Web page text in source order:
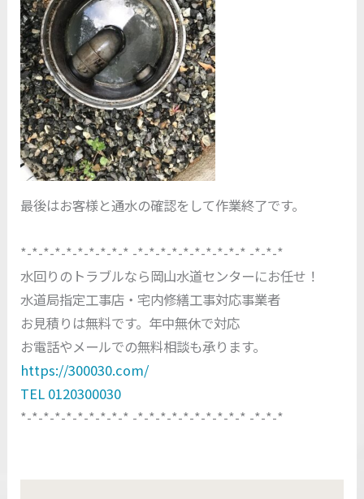
最後はお客様と通水の確認をして作業終了です。
*-*-*-*-*-*-*-*-*-* -*-*-*-*-*-*-*-*-*-* -*-*-*
水回りのトラブルなら岡山水道センターにお任せ！
水道局指定工事店・宅内修繕工事対応事業者
お見積りは無料です。年中無休で対応
お電話やメールでの無料相談も承ります。
https://300030.com/
TEL 0120300030
*-*-*-*-*-*-*-*-*-* -*-*-*-*-*-*-*-*-*-* -*-*-*